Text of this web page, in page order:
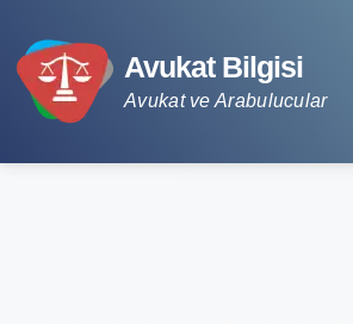
Avukat Bilgisi
Avukat ve Arabulucular